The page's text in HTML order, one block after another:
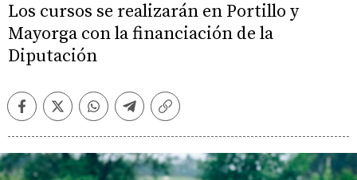
Los cursos se realizarán en Portillo y
Mayorga con la financiación de la
Diputación
FacebookTwitterWhatsappTelegramCopiar